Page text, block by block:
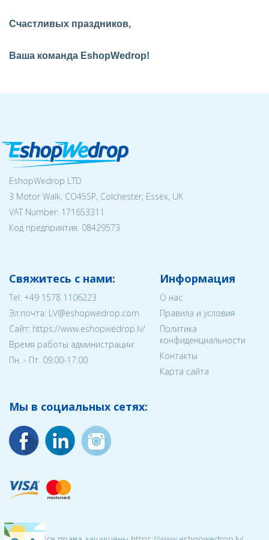
Счастливых праздников,
Ваша команда EshopWedrop!
EshopWedrop LTD
3 Motor Walk, CO45SP, Colchester, Essex, UK
VAT Number: 171653311
Код предприятия: 08429573
Свяжитесь с нами:
Tel: +49 1578 1106223
Эл.почта: LV@eshopwedrop.com
Cайт: https://www.eshopwedrop.lv/
Время работы администрации:
Пн. - Пт. 09:00-17:00
Информация
О нас
Правила и условия
Политика
конфиденциальности
Контакты
Карта сайта
Мы в социальных сетях: